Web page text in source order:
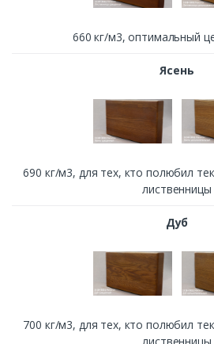
660 кг/м3, оптимальный
Ясень
690 кг/м3, для тех, кто полюбил
лиственницы
Дуб
700 кг/м3, для тех, кто полюбил